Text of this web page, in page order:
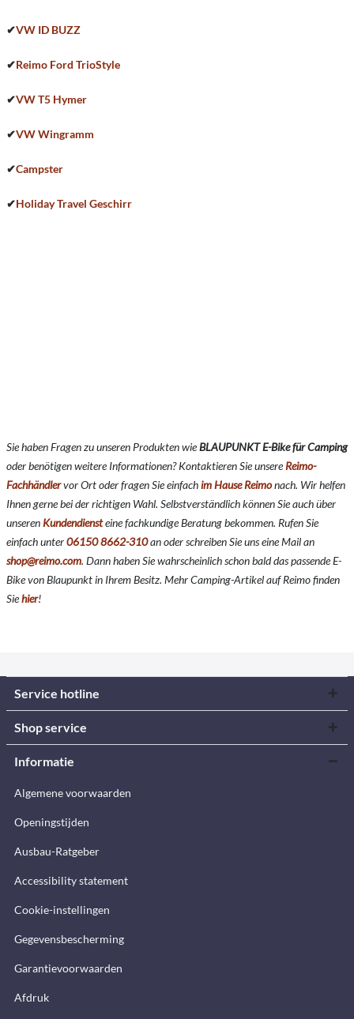
✔VW ID BUZZ
✔Reimo Ford TrioStyle
✔VW T5 Hymer
✔VW Wingramm
✔Campster
✔Holiday Travel Geschirr
Sie haben Fragen zu unseren Produkten wieBLAUPUNKT E-Bike für Camping
oder benötigen weitere Informationen? Kontaktieren Sie unsereReimo-
Fachhändlervor Ort oder fragen Sie einfachim Hause Reimonach. Wir helfen
Ihnen gerne bei der richtigen Wahl. Selbstverständlich können Sie auch über
unseren Kundendiensteine fachkundige Beratung bekommen. Rufen Sie
einfach unter06150 8662-310an oder schreiben Sie uns eine Mail an
shop@reimo.com. Dann haben Sie wahrscheinlich schon bald das passende E-
Bike von Blaupunkt in Ihrem Besitz. Mehr Camping-Artikel auf Reimo finden
Siehier!
Service hotline
Shop service
Informatie
Algemene voorwaarden
Openingstijden
Ausbau-Ratgeber
Accessibility statement
Cookie-instellingen
Gegevensbescherming
Garantievoorwaarden
Afdruk